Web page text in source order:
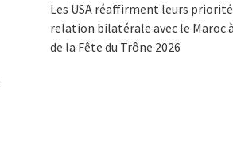
Les USA réaffirment leurs
relation bilatérale avec le Maroc
de la Fête du Trône 2026